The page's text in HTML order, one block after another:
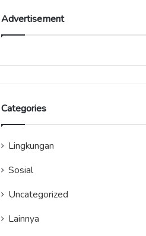
Advertisement
Categories
Lingkungan
Sosial
Uncategorized
Lainnya